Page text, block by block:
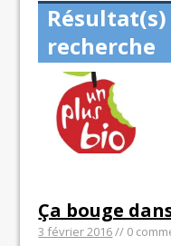
recherche
Ça bouge
3 février 2016// 0